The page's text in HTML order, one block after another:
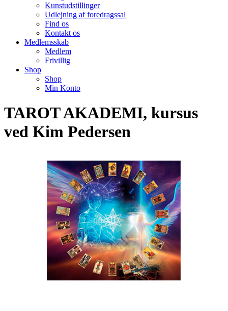
Kunstudstillinger
Udlejning af foredragssal
Find os
Kontakt os
Medlemsskab
Medlem
Frivillig
Shop
Shop
Min Konto
TAROT AKADEMI, kursus
ved Kim Pedersen